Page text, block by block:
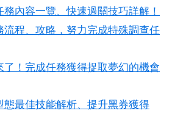
內容一覽、快速過關技巧詳解！
流程、攻略，努力完成特殊調查任
了！完成任務獲得捉取夢幻的機會
態最佳技能解析、提升黑券獲得